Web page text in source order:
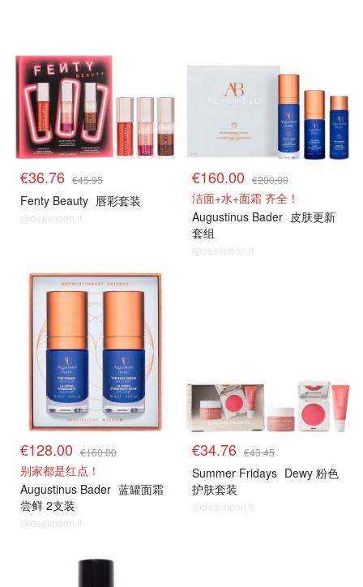
€36.76 €45.95
Fenty Beauty 唇彩套装
@dealmoon.it
€160.00 €200.00
洁面+水+面霜 齐全！
Augustinus Bader 皮肤更新
套组
@dealmoon.it
8折解禁
€128.00 €160.00
别家都是红点！
Augustinus Bader 蓝罐面霜
尝鲜 2支装
@dealmoon.it
€34.76 €43.45
Summer Fridays Dewy 粉色
护肤套装
@dealmoon.it